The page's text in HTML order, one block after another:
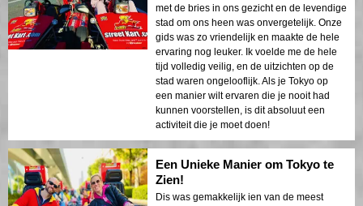
met de bries in ons gezicht en de levendige
stad om ons heen was onvergetelijk. Onze
gids was zo vriendelijk en maakte de hele
ervaring nog leuker. Ik voelde me de hele
tijd volledig veilig, en de uitzichten op de
stad waren ongelooflijk. Als je Tokyo op
een manier wilt ervaren die je nooit had
kunnen voorstellen, is dit absoluut een
activiteit die je moet doen!
Een Unieke Manier om Tokyo te
Zien!
Dis was gemakkelijk ien van de meest